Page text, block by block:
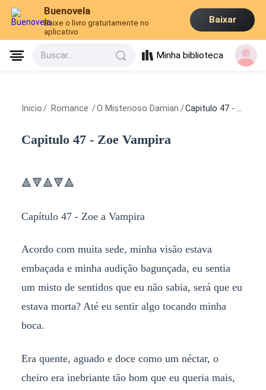
Buenovela
Baixe o livro gratuitamente no
aplicativo
Baixar
Buscar... Minha biblioteca
Inicio / Romance /O Misterioso Damian /Capitulo 47 - Zoe Vampira
Capitulo 47 - Zoe Vampira
🔺🔻🔺🔻🔺
Capítulo 47 - Zoe a Vampira
Acordo com muita sede, minha visão estava
embaçada e minha audição bagunçada, eu sentia
um misto de sentidos que eu não sabia, será que eu
estava morta? Até eu sentir algo tocando minha
boca.
Era quente, aguado e doce como um néctar, o
cheiro era inebriante tão bom que eu queria mais,